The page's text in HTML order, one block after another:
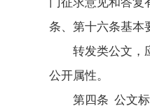
条、第十六条基本
转发类公文，
公开属性。
第四条 公文